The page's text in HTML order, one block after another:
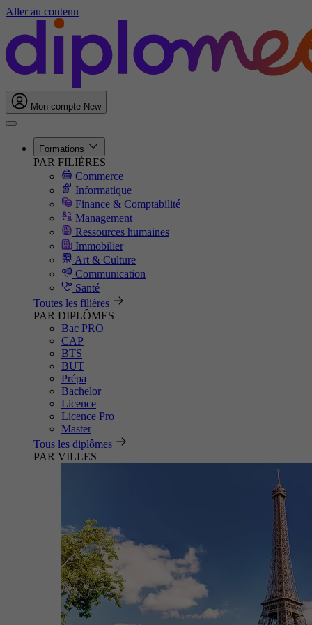
Aller au contenu
Mon compte New
Formations
PAR FILIÈRES
Commerce
Informatique
Finance & Comptabilité
Management
Ressources humaines
Immobilier
Art & Culture
Communication
Santé
Toutes les filières
PAR DIPLÔMES
Bac PRO
CAP
BTS
BUT
Prépa
Bachelor
Licence
Licence Pro
Master
Tous les diplômes
PAR VILLES